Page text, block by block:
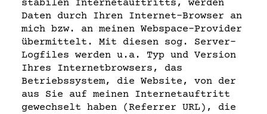
stabilen Internetauftritts, werden
Daten durch Ihren Internet-Browser an
mich bzw. an meinen Webspace-Provider
übermittelt. Mit diesen sog. Server-
Logfiles werden u.a. Typ und Version
Ihres Internetbrowsers, das
Betriebssystem, die Website, von der
aus Sie auf meinen Internetauftritt
gewechselt haben (Referrer URL), die